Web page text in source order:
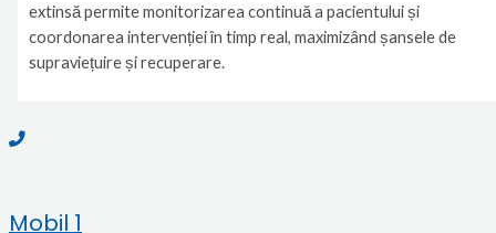
extinsă permite monitorizarea continuă a pacientului și
coordonarea intervenției în timp real, maximizând șansele de
supraviețuire și recuperare.
Mobil 1